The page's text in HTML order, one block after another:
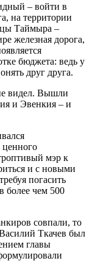
– войти в
на территории
Таймыра –
железная дорога,
бюджета: ведь у
друг друга.
видел. Вышли
и Эвенкия – и
ценного
мэр к
и с новыми
погасить
более чем 500
совпали, то
Ткачев был
главы